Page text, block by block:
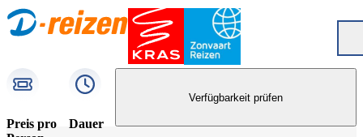
Preis pro
Dauer
Verfügbarkeit prüfen